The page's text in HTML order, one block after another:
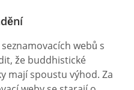
webů s
že buddhistické
mají spoustu výhod. Za